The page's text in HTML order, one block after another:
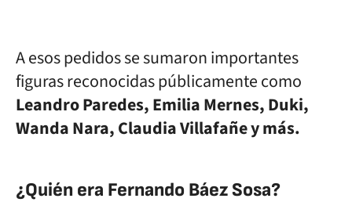
A esos pedidos se sumaron importantes
figuras reconocidas públicamente como
Leandro Paredes, Emilia Mernes, Duki,
Wanda Nara, Claudia Villafañe y más.
¿Quién era Fernando Báez Sosa?